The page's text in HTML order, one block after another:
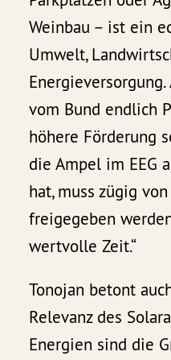
Weinbau – ist ein
Umwelt,
vom Bund endlich
höhere Förderung
die Ampel im EEG
hat, muss zügig
freigegeben
wertvolle Zeit.“
Tonojan betont
Relevanz des
Energien sind die